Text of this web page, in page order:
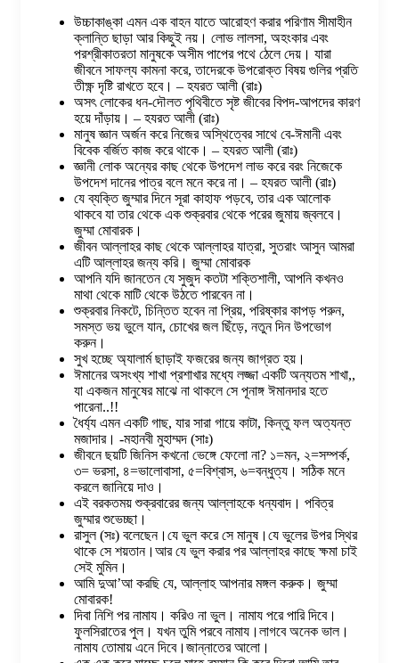
উচ্চাকাঙ্কা এমন এক বাহন যাতে আরোহণ করার পরিণাম সীমাহীন
ক্লান্তি ছাড়া আর কিছুই নয়। লোভ লালসা, অহংকার এবং
পরশ্রীকাতরতা মানুষকে অসীম পাপের পথে ঠেলে দেয়। যারা
জীবনে সাফল্য কামনা করে, তাদেরকে উপরোক্ত বিষয় গুলির প্রতি
তীক্ষ্ণ দৃষ্টি রাখতে হবে। – হযরত আলী (রাঃ)
অসৎ লোকের ধন-দৌলত পৃথিবীতে সৃষ্ট জীবের বিপদ-আপদের কারণ
হয়ে দাঁড়ায়। – হযরত আলী (রাঃ)
মানুষ জ্ঞান অর্জন করে নিজের অস্থিত্বের সাথে বে-ঈমানী এবং
বিবেক বর্জিত কাজ করে থাকে। – হযরত আলী (রাঃ)
জ্ঞানী লোক অন্যের কাছ থেকে উপদেশ লাভ করে বরং নিজেকে
উপদেশ দানের পাত্র বলে মনে করে না। – হযরত আলী (রাঃ)
যে ব্যক্তি জুম্মার দিনে সূরা কাহাফ পড়বে, তার এক আলোক
থাকবে যা তার থেকে এক শুক্রবার থেকে পরের জুমায় জ্বলবে।
জুম্মা মোবারক।
জীবন আল্লাহর কাছ থেকে আল্লাহর যাত্রা, সুতরাং আসুন আমরা
এটি আল্লাহর জন্য করি। জুম্মা মোবারক
আপনি যদি জানতেন যে সুজুদ কতটা শক্তিশালী, আপনি কখনও
মাথা থেকে মাটি থেকে উঠতে পারবেন না।
শুক্রবার নিকটে, চিন্তিত হবেন না প্রিয়, পরিষ্কার কাপড় পরুন,
সমস্ত ভয় ভুলে যান, চোখের জল ছিঁড়ে, নতুন দিন উপভোগ
করুন।
সুখ হচ্ছে অ্যালার্ম ছাড়াই ফজরের জন্য জাগ্রত হয়।
ঈমানের অসংখ্য শাখা প্রশাখার মধ্যে লজ্জা একটি অন্যতম শাখা,,
যা একজন মানুষের মাঝে না থাকলে সে পূনাঙ্গ ঈমানদার হতে
পারেনা..!!
ধৈর্য্য এমন একটি গাছ, যার সারা গায়ে কাটা, কিন্তু ফল অত্যন্ত
মজাদার। -মহানবী মুহাম্মদ (সাঃ)
জীবনে ছয়টি জিনিস কখনো ভেঙ্গে ফেলো না? ১=মন, ২=সম্পর্ক,
৩= ভরসা, ৪=ভালোবাসা, ৫=বিশ্বাস, ৬=বন্ধুত্য। সঠিক মনে
করলে জানিয়ে দাও।
এই বরকতময় শুক্রবারের জন্য আল্লাহকে ধন্যবাদ। পবিত্র
জুম্মার শুভেচ্ছা।
রাসুল (সঃ) বলেছেন।যে ভুল করে সে মানুষ।যে ভুলের উপর স্থির
থাকে সে শয়তান।আর যে ভুল করার পর আল্লাহর কাছে ক্ষমা চাই
সেই মুমিন।
আমি দুআ’আ করছি যে, আল্লাহ আপনার মঙ্গল করুক। জুম্মা
মোবারক!
দিবা নিশি পর নামায। করিও না ভুল। নামায পরে পারি দিবে।
ফুলসিরাতের পুল। যখন তুমি পরবে নামায।লাগবে অনেক ভাল।
নামায তোমায় এনে দিবে।জান্নাতের আলো।